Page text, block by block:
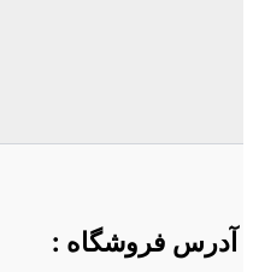
آدرس فروشگاه :